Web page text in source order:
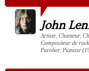
John
Artiste, Chanteur,
Compositeur de
Parolier, Pianiste